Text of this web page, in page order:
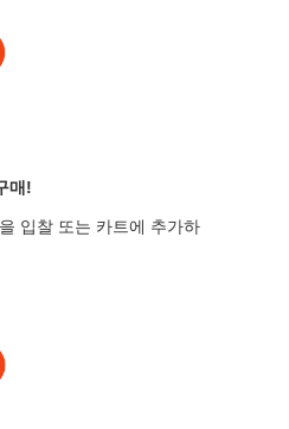
매!
입찰 또는 카트에 추가하